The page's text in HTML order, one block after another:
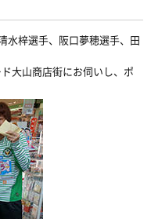
水梓選手、阪口夢穂選手、田
大山商店街にお伺いし、ポ